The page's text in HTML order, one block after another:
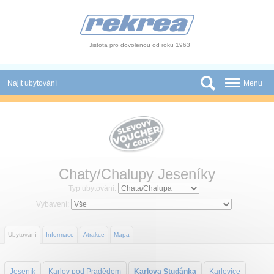
Jistota pro dovolenou od roku 1963
Najít ubytování
Skupiny a konference
Atrakce
O nás
Menu
Chaty/Chalupy Jeseníky
Typ ubytování:
Vybavení:
Ubytování Informace Atrakce Mapa
Jeseník Karlov pod Pradědem Karlova Studánka Karlovice